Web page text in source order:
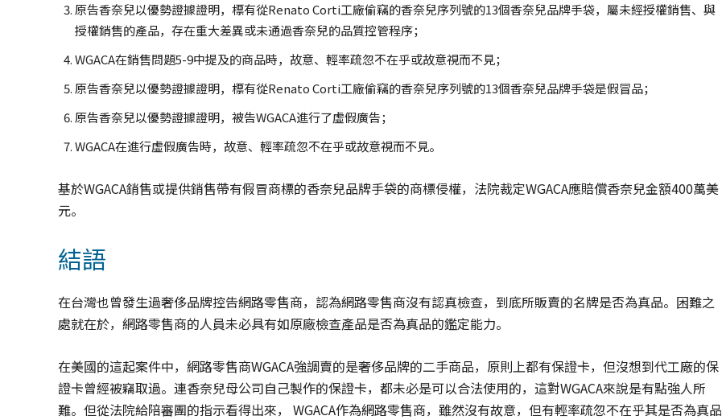
原告香奈兒以優勢證據證明，標有從Renato Corti工廠偷竊的香奈兒序列號的13個香奈兒品牌手袋，屬未經授權銷售、與
授權銷售的產品，存在重大差異或未通過香奈兒的品質控管程序；
WGACA在銷售問題5-9中提及的商品時，故意、輕率疏忽不在乎或故意視而不見；
原告香奈兒以優勢證據證明，標有從Renato Corti工廠偷竊的香奈兒序列號的13個香奈兒品牌手袋是假冒品；
原告香奈兒以優勢證據證明，被告WGACA進行了虛假廣告；
WGACA在進行虛假廣告時，故意、輕率疏忽不在乎或故意視而不見。
基於WGACA銷售或提供銷售帶有假冒商標的香奈兒品牌手袋的商標侵權，法院裁定WGACA應賠償香奈兒金額400萬美
元。
結語
在台灣也曾發生過奢侈品牌控告網路零售商，認為網路零售商沒有認真檢查，到底所販賣的名牌是否為真品。困難之
處就在於，網路零售商的人員未必具有如原廠檢查產品是否為真品的鑑定能力。
在美國的這起案件中，網路零售商WGACA強調賣的是奢侈品牌的二手商品，原則上都有保證卡，但沒想到代工廠的保
證卡曾經被竊取過。連香奈兒母公司自己製作的保證卡，都未必是可以合法使用的，這對WGACA來說是有點強人所
難。但從法院給陪審團的指示看得出來， WGACA作為網路零售商，雖然沒有故意，但有輕率疏忽不在乎其是否為真品